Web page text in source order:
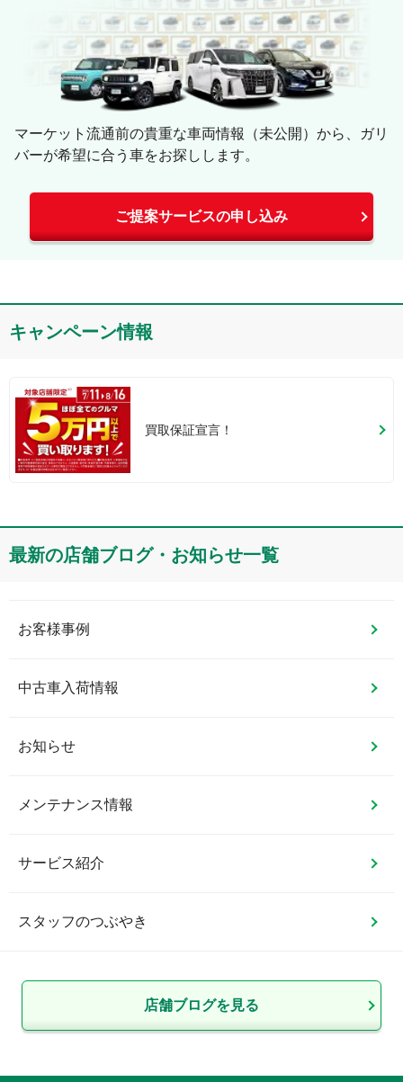
マーケット流通前の貴重な車両情報（未公開）から、ガリ
バーが希望に合う車をお探しします。
ご提案サービスの申し込み
キャンペーン情報
買取保証宣言！
最新の店舗ブログ・お知らせ一覧
お客様事例
中古車入荷情報
お知らせ
メンテナンス情報
サービス紹介
スタッフのつぶやき
店舗ブログを見る